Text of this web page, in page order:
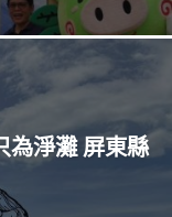
為淨灘 屏東縣